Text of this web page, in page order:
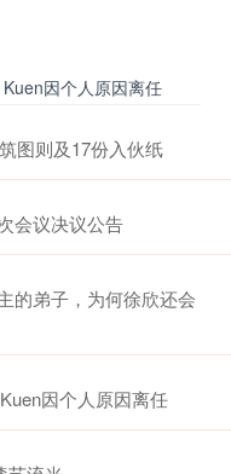
因个人原因离任
图则及17份入伙纸
会议决议公告
的弟子，为何徐欣还会
因个人原因离任